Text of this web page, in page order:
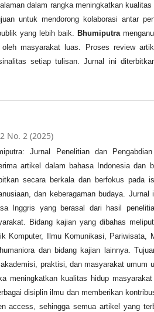
dalam rangka meningkatkan
untuk mendorong kolaborasi antar
yang lebih baik. Bhumiputra
masyarakat luas. Proses review
setiap tulisan. Jurnal ini
No. 2 (2025)
Jurnal Penelitian dan
artikel dalam bahasa Indonesia dan
secara berkala dan berfokus pada
dan keberagaman budaya.
Inggris yang berasal dari hasil
Bidang kajian yang dibahas
Komputer, Ilmu Komunikasi, Pariwisata,
dan bidang kajian lainnya.
praktisi, dan masyarakat umum
meningkatkan kualitas hidup
disiplin ilmu dan memberikan
access, sehingga semua artikel yang